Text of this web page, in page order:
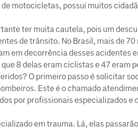
motocicletas, possui muitos
ter muita cautela, pois um
de trânsito. No Brasil, mais de 70
em decorrência desses acidentes
8 delas eram ciclistas e 47 eram
O primeiro passo é solicitar
Este é o chamado
por profissionais especializados e
em trauma. Lá, elas